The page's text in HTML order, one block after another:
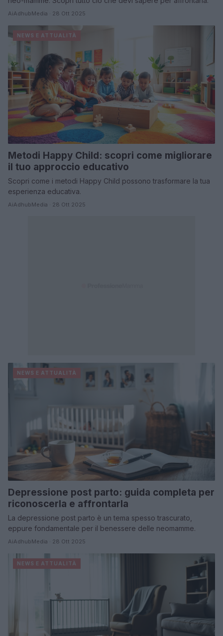
AiAdhubMedia · 28 Ott 2025
NEWS E ATTUALITÀ
Metodi Happy Child: scopri come migliorare
il tuo approccio educativo
Scopri come i metodi Happy Child possono trasformare la tua
esperienza educativa.
AiAdhubMedia · 28 Ott 2025
NEWS E ATTUALITÀ
Depressione post parto: guida completa per
riconoscerla e affrontarla
La depressione post parto è un tema spesso trascurato,
eppure fondamentale per il benessere delle neomamme.
AiAdhubMedia · 28 Ott 2025
NEWS E ATTUALITÀ